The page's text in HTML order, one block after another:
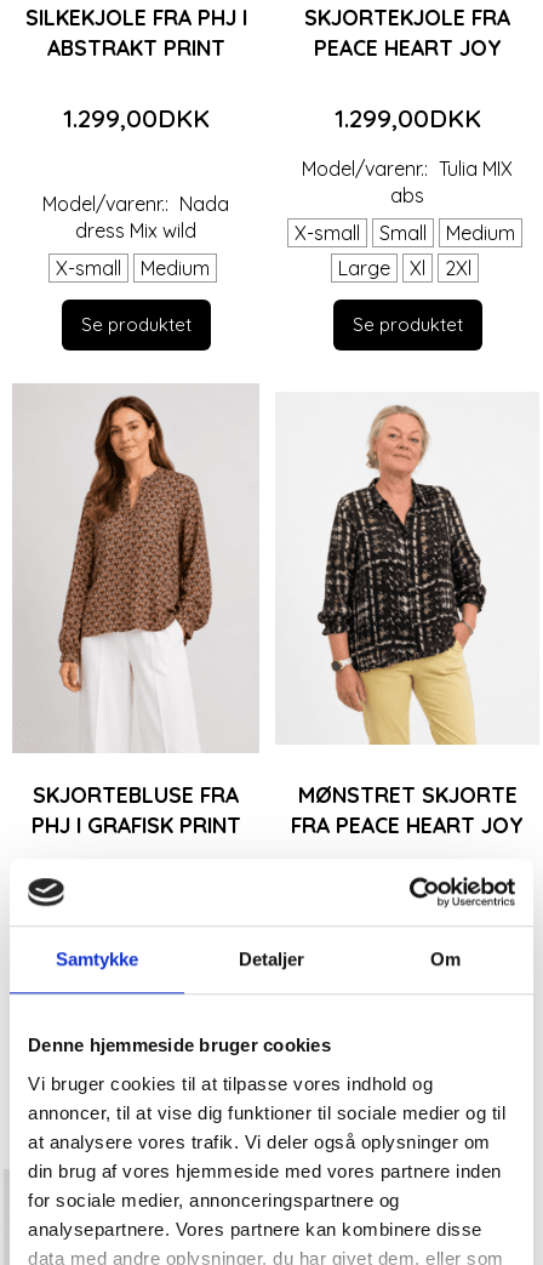
Samtykke Detaljer Om
Denne hjemmeside bruger cookies
Vi bruger cookies til at tilpasse vores indhold og
annoncer, til at vise dig funktioner til sociale medier og til
at analysere vores trafik. Vi deler også oplysninger om
din brug af vores hjemmeside med vores partnere inden
for sociale medier, annonceringspartnere og
analysepartnere. Vores partnere kan kombinere disse
data med andre oplysninger, du har givet dem, eller som
SILKEKJOLE FRA PHJ I
ABSTRAKT PRINT
1.299,00DKK
Model/varenr.: Nada
dress Mix wild
X-small
Medium
Se produktet
SKJORTEKJOLE FRA
PEACE HEART JOY
1.299,00DKK
Model/varenr.: Tulia MIX
abs
X-small
Small
Medium
Large
Xl 2Xl
Se produktet
SKJORTEBLUSE FRA
PHJ I GRAFISK PRINT
Model/varenr.:
Symmetric
Xl
2Xl
Se produktet
MØNSTRET SKJORTE
FRA PEACE HEART JOY
1.199,00DKK
Model/varenr.:
Cheks
Se produktet